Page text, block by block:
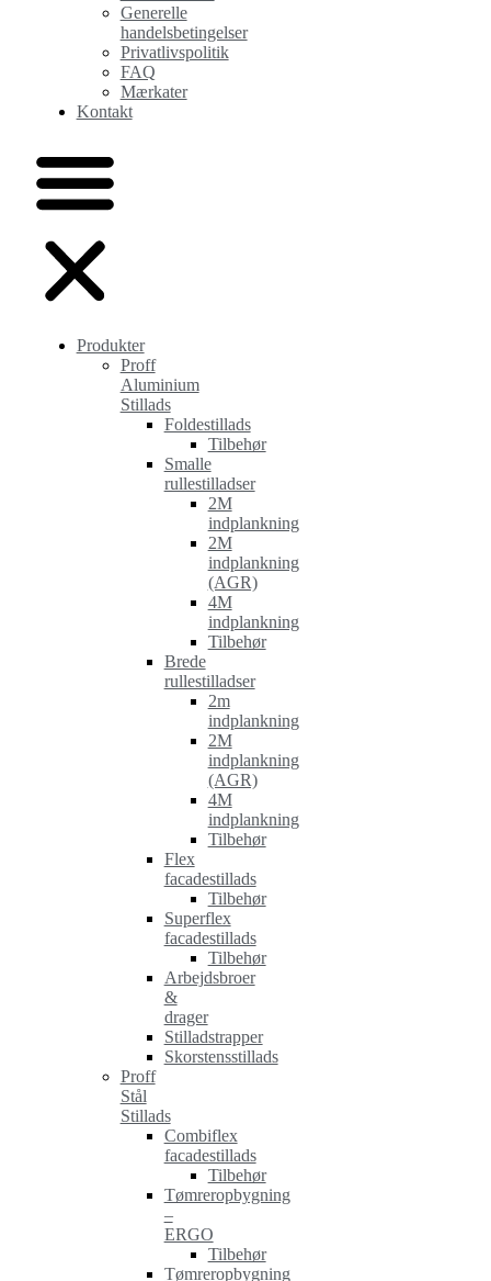
Generelle
handelsbetingelser
Privatlivspolitik
FAQ
Mærkater
Kontakt
Produkter
Proff
Aluminium
Stillads
Foldestillads
Tilbehør
Smalle
rullestilladser
2M
indplankning
2M
indplankning
(AGR)
4M
indplankning
Tilbehør
Brede
rullestilladser
2m
indplankning
2M
indplankning
(AGR)
4M
indplankning
Tilbehør
Flex
facadestillads
Tilbehør
Superflex
facadestillads
Tilbehør
Arbejdsbroer
&
drager
Stilladstrapper
Skorstensstillads
Proff
Stål
Stillads
Combiflex
facadestillads
Tilbehør
Tømreropbygning
–
ERGO
Tilbehør
Tømreropbygning